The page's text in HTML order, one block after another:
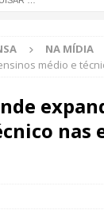
NA MÍDIA
médio e
nas